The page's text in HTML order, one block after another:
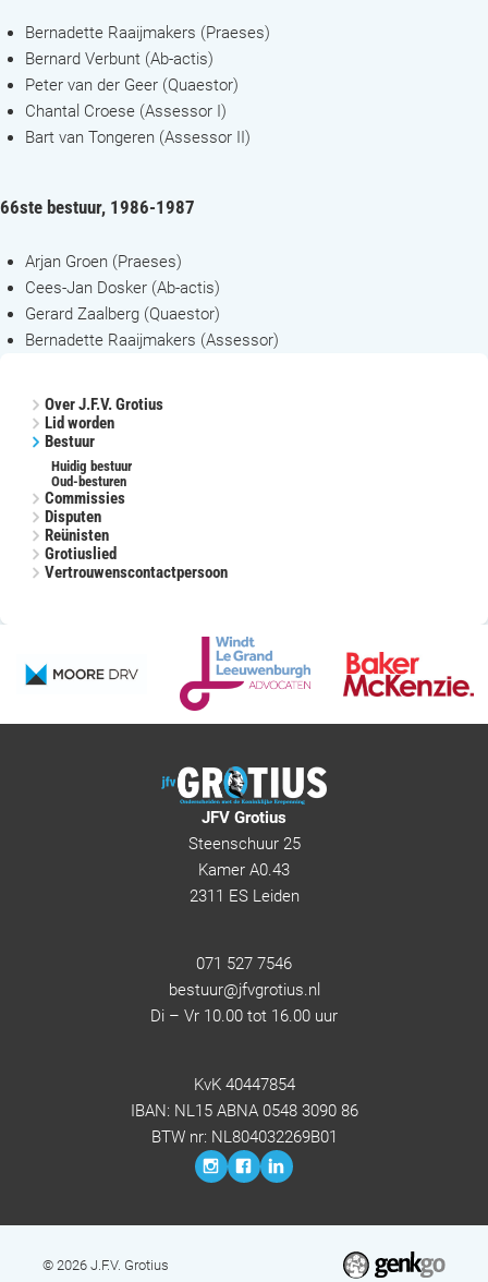
Bernadette Raaijmakers (Praeses)
Bernard Verbunt (Ab-actis)
Peter van der Geer (Quaestor)
Chantal Croese (Assessor I)
Bart van Tongeren (Assessor II)
66ste bestuur, 1986-1987
Arjan Groen (Praeses)
Cees-Jan Dosker (Ab-actis)
Gerard Zaalberg (Quaestor)
Bernadette Raaijmakers (Assessor)
Over J.F.V. Grotius
Lid worden
Bestuur
Huidig bestuur
Oud-besturen
Commissies
Disputen
Reünisten
Grotiuslied
Vertrouwenscontactpersoon
JFV Grotius
Steenschuur 25
Kamer A0.43
2311 ES Leiden
071 527 7546
bestuur@jfvgrotius.nl
Di – Vr 10.00 tot 16.00 uur
KvK 40447854
IBAN: NL15 ABNA 0548 3090 86
BTW nr: NL804032269B01
© 2026J.F.V. Grotius